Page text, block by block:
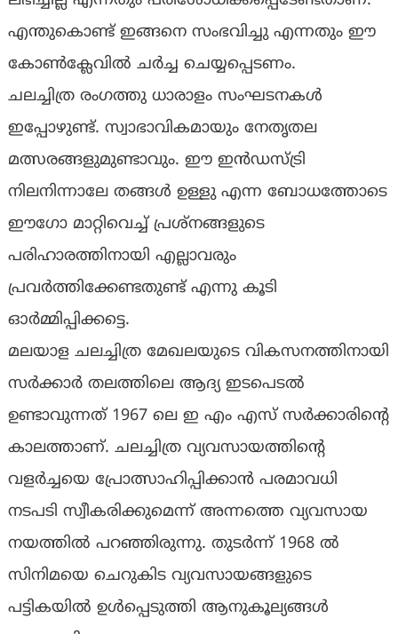
എന്തുകൊണ്ട് ഇങ്ങനെ സംഭവിച്ചു എന്നതും ഈ
കോണ്‍ക്ലേവില്‍ ചര്‍ച്ച ചെയ്യപ്പെടണം.
ചലച്ചിത്ര രംഗത്തു ധാരാളം സംഘടനകള്‍
ഇപ്പോഴുണ്ട്. സ്വാഭാവികമായും നേതൃതല
മത്സരങ്ങളുമുണ്ടാവും. ഈ ഇന്‍ഡസ്ട്രി
നിലനിന്നാലേ തങ്ങള്‍ ഉള്ളു എന്ന ബോധത്തോടെ
ഈഗോ മാറ്റിവെച്ച് പ്രശ്‌നങ്ങളുടെ
പരിഹാരത്തിനായി എല്ലാവരും
പ്രവര്‍ത്തിക്കേണ്ടതുണ്ട് എന്നു കൂടി
ഓര്‍മ്മിപ്പിക്കട്ടെ.
മലയാള ചലച്ചിത്ര മേഖലയുടെ വികസനത്തിനായി
സര്‍ക്കാര്‍ തലത്തിലെ ആദ്യ ഇടപെടല്‍
ഉണ്ടാവുന്നത് 1967 ലെ ഇ എം എസ് സര്‍ക്കാരിന്റെ
കാലത്താണ്. ചലച്ചിത്ര വ്യവസായത്തിന്റെ
വളര്‍ച്ചയെ പ്രോത്സാഹിപ്പിക്കാന്‍ പരമാവധി
നടപടി സ്വീകരിക്കുമെന്ന് അന്നത്തെ വ്യവസായ
നയത്തില്‍ പറഞ്ഞിരുന്നു. തുടര്‍ന്ന് 1968 ല്‍
സിനിമയെ ചെറുകിട വ്യവസായങ്ങളുടെ
പട്ടികയില്‍ ഉള്‍പ്പെടുത്തി ആനുകൂല്യങ്ങള്‍